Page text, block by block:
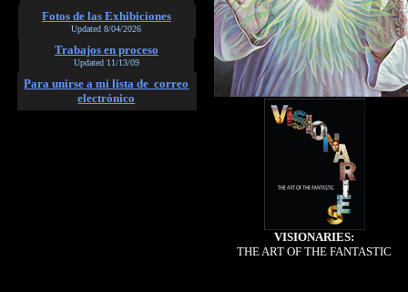
Fotos de las Exhibiciones
Updated 8/04/2026
Trabajos en proceso
Updated 11/13/09
Para unirse a mi lista de correo
electrónico
VISIONARIES:
THE ART OF THE FANTASTIC